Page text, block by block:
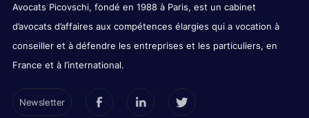
Avocats Picovschi, fondé en 1988 à Paris, est un cabinet
d’avocats d’affaires aux compétences élargies qui a vocation à
conseiller et à défendre les entreprises et les particuliers, en
France et à l’international.
Newsletter